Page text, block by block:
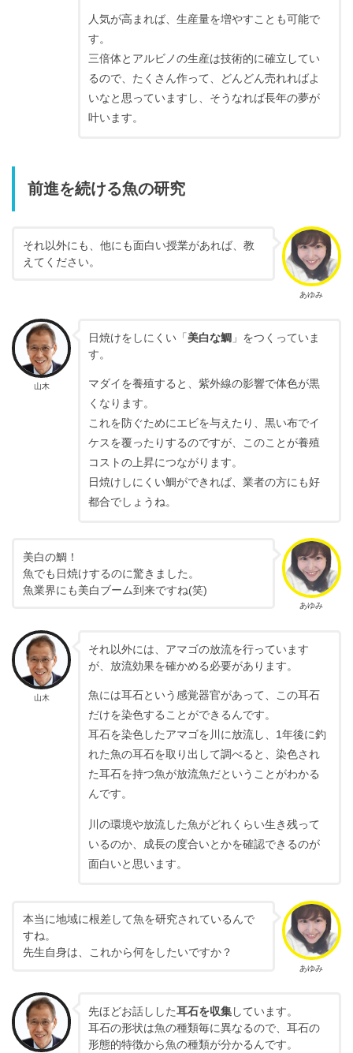
人気が高まれば、生産量を増やすことも可能で
す。
三倍体とアルビノの生産は技術的に確立してい
るので、たくさん作って、どんどん売れればよ
いなと思っていますし、そうなれば長年の夢が
叶います。
前進を続ける魚の研究
あゆみ
それ以外にも、他にも面白い授業があれば、教
えてください。
山木
日焼けをしにくい「美白な鯛 」をつくっていま
す。
マダイを養殖すると、紫外線の影響で体色が黒
くなります。
これを防ぐためにエビを与えたり、黒い布でイ
ケスを覆ったりするのですが、このことが養殖
コストの上昇につながります。
日焼けしにくい鯛ができれば、業者の方にも好
都合でしょうね。
あゆみ
美白の鯛！
魚でも日焼けするのに驚きました。
魚業界にも美白ブーム到来ですね(笑)
山木
それ以外には、アマゴの放流を行っています
が、放流効果を確かめる必要があります。
魚には耳石という感覚器官があって、この耳石
だけを染色することができるんです。
耳石を染色したアマゴを川に放流し、1年後に釣
れた魚の耳石を取り出して調べると、染色され
た耳石を持つ魚が放流魚だということがわかる
んです。
川の環境や放流した魚がどれくらい生き残って
いるのか、成長の度合いとかを確認できるのが
面白いと思います。
あゆみ
本当に地域に根差して魚を研究されているんで
すね。
先生自身は、これから何をしたいですか？
先ほどお話しした耳石を収集しています。
耳石の形状は魚の種類毎に異なるので、耳石の
形態的特徴から魚の種類が分かるんです。